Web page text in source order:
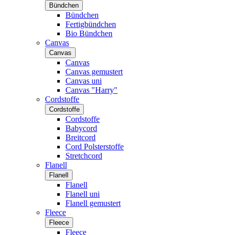
Bündchen
Bündchen
Fertigbündchen
Bio Bündchen
Canvas
Canvas
Canvas
Canvas gemustert
Canvas uni
Canvas "Harry"
Cordstoffe
Cordstoffe
Cordstoffe
Babycord
Breitcord
Cord Polsterstoffe
Stretchcord
Flanell
Flanell
Flanell
Flanell uni
Flanell gemustert
Fleece
Fleece
Fleece